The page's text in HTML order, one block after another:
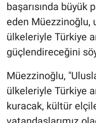
başarısında büyük
eden Müezzinoğlu,
ülkeleriyle Türkiye
güçlendireceğini
Müezzinoğlu,
ülkeleriyle Türkiye
kuracak, kültür